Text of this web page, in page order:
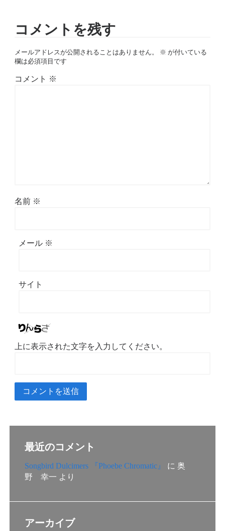
コメントを残す
メールアドレスが公開されることはありません。 ※ が付いている
欄は必須項目です
コメント ※
名前 ※
メール ※
サイト
上に表示された文字を入力してください。
最近のコメント
Songbird Dulcimers 『Phoebe Chromatic』 に 奥
野 幸一 より
アーカイブ